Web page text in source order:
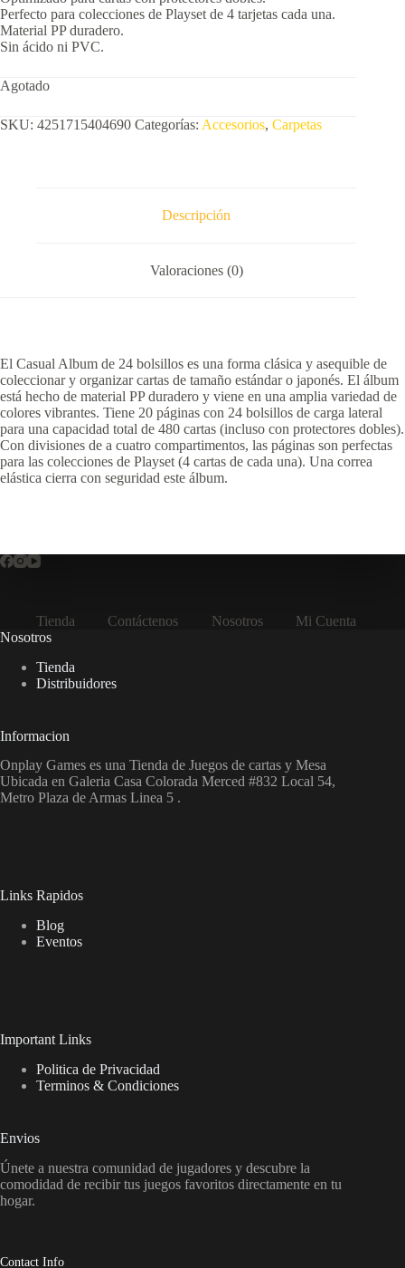
Perfecto para colecciones de Playset de 4 tarjetas cada una.
Material PP duradero.
Sin ácido ni PVC.
Agotado
SKU: 4251715404690 Categorías: Accesorios, Carpetas
Descripción
Valoraciones (0)
El Casual Album de 24 bolsillos es una forma clásica y asequible de
coleccionar y organizar cartas de tamaño estándar o japonés. El álbum
está hecho de material PP duradero y viene en una amplia variedad de
colores vibrantes. Tiene 20 páginas con 24 bolsillos de carga lateral
para una capacidad total de 480 cartas (incluso con protectores dobles).
Con divisiones de a cuatro compartimentos, las páginas son perfectas
para las colecciones de Playset (4 cartas de cada una). Una correa
elástica cierra con seguridad este álbum.
Tienda Contáctenos Nosotros
Mi Cuenta
Nosotros
Tienda
Distribuidores
Informacion
Onplay Games es una Tienda de Juegos de cartas y Mesa
Ubicada en Galeria Casa Colorada Merced #832 Local 54,
Metro Plaza de Armas Linea 5 .
Links Rapidos
Blog
Eventos
Important Links
Politica de Privacidad
Terminos & Condiciones
Envios
Únete a nuestra comunidad de jugadores y descubre la
comodidad de recibir tus juegos favoritos directamente en tu
hogar.
Contact Info